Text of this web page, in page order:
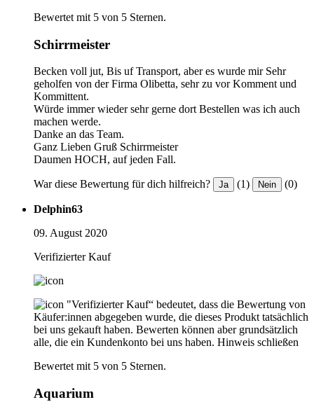
Bewertet mit 5 von 5 Sternen.
Schirrmeister
Becken voll jut, Bis uf Transport, aber es wurde mir Sehr
geholfen von der Firma Olibetta, sehr zu vor Komment und
Kommittent.
Würde immer wieder sehr gerne dort Bestellen was ich auch
machen werde.
Danke an das Team.
Ganz Lieben Gruß Schirrmeister
Daumen HOCH, auf jeden Fall.
War diese Bewertung für dich hilfreich? Ja (1) Nein (0)
Delphin63
09. August 2020
Verifizierter Kauf
"Verifizierter Kauf“ bedeutet, dass die Bewertung von
Käufer:innen abgegeben wurde, die dieses Produkt tatsächlich
bei uns gekauft haben. Bewerten können aber grundsätzlich
alle, die ein Kundenkonto bei uns haben. Hinweis schließen
Bewertet mit 5 von 5 Sternen.
Aquarium